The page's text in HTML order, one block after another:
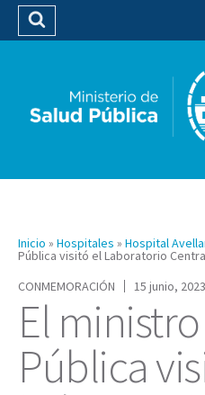
Buscar
Inicio » Hospitales » Hospital
Pública visitó el Laboratorio
CONMEMORACIÓN
15 junio, 2023
El
Pública